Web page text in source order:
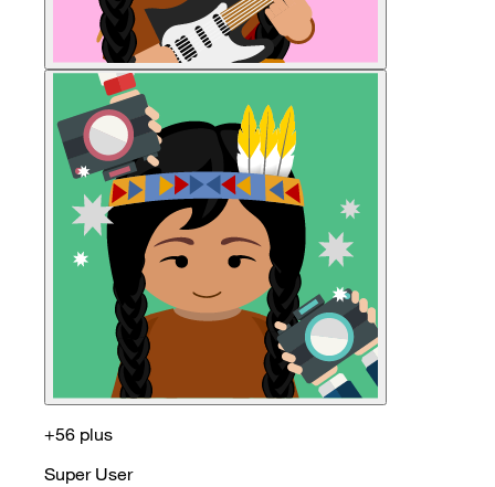
+56 plus
Super User